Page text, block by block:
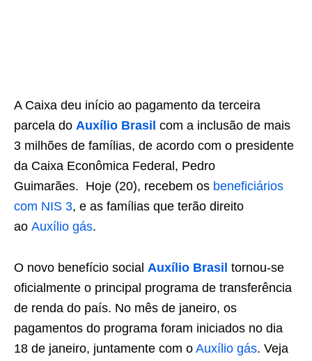
A Caixa deu início ao pagamento da terceira
parcela do Auxílio Brasil com a inclusão de mais
3 milhões de famílias, de acordo com o presidente
da Caixa Econômica Federal, Pedro
Guimarães. Hoje (20), recebem os beneficiários
com NIS 3, e as famílias que terão direito
ao Auxílio gás.
O novo benefício social Auxílio Brasil tornou-se
oficialmente o principal programa de transferência
de renda do país. No mês de janeiro, os
pagamentos do programa foram iniciados no dia
18 de janeiro, juntamente com o Auxílio gás. Veja